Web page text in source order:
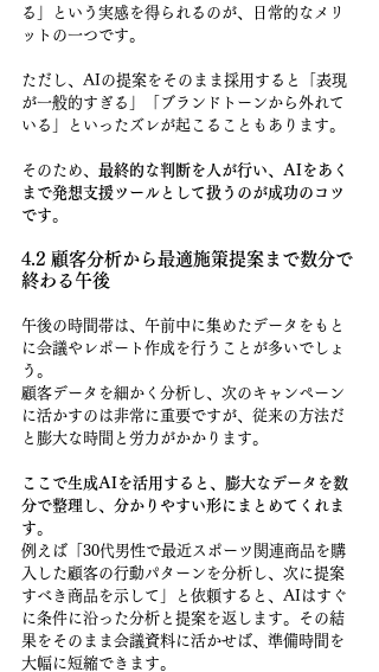
る」という実感を得られるのが、日常的なメリ
ットの一つです。
ただし、AIの提案をそのまま採用すると「表現
が一般的すぎる」「ブランドトーンから外れて
いる」といったズレが起こることもあります。
そのため、 最終的な判断を人が行い、AIをあく
まで発想支援ツールとして扱うのが成功のコツ
です
4.2 顧客分析から最適施策提案まで数分で
終わる午後
午後の時間帯は、午前中に集めたデータをもと
に会議やレポート作成を行うことが多いでしょ
う。
顧客データを細かく分析し、次のキャンペーン
に活かすのは非常に重要ですが、従来の方法だ
と膨大な時間と労力がかかります。
ここで生成AIを活用すると、膨大なデータを数
分で整理し、分かりやすい形にまとめてくれま
す
例えば「30代男性で最近スポーツ関連商品を購
入した顧客の行動パターンを分析し、次に提案
すべき商品を示して」と依頼すると、AIはすぐ
に条件に沿った分析と提案を返します。その結
果をそのまま会議資料に活かせば、準備時間を
大幅に短縮できます。